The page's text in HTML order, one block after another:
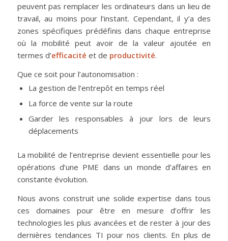
peuvent pas remplacer les ordinateurs dans un lieu de
travail, au moins pour l’instant. Cependant, il y’a des
zones spécifiques prédéfinis dans chaque entreprise
où la mobilité peut avoir de la valeur ajoutée en
termes d’efficacité et de productivité.
Que ce soit pour l’autonomisation :
La gestion de l’entrepôt en temps réel
La force de vente sur la route
Garder les responsables à jour lors de leurs
déplacements
La mobilité de l’entreprise devient essentielle pour les
opérations d’une PME dans un monde d’affaires en
constante évolution.
Nous avons construit une solide expertise dans tous
ces domaines pour être en mesure d’offrir les
technologies les plus avancées et de rester à jour des
dernières tendances TI pour nos clients. En plus de